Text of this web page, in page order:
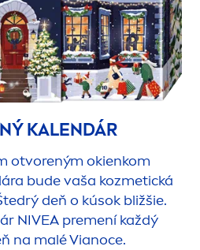
KALENDÁR
otvoreným okienkom
bude vaša kozmetická
deň o kúsok bližšie.
NIVEA premení každý
na malé Vianoce.